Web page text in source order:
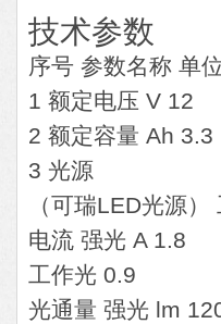
技术参数
序号 参数名称 单
1 额定电压 V 12
2 额定容量 Ah 3.3
3 光源
（可瑞LED光源
电流 强光 A 1.8
工作光 0.9
光通量 强光 lm